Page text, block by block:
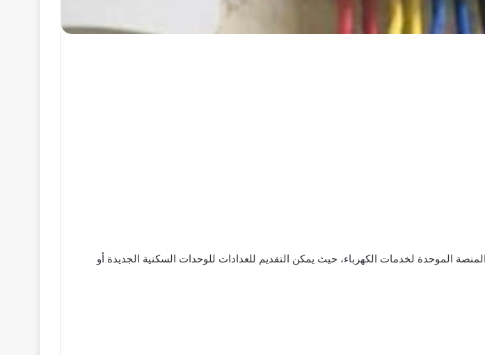
الموحدة لخدمات الكهرباء، حيث يمكن التقديم للعدادات للوحدات السكنية الجديدة أو